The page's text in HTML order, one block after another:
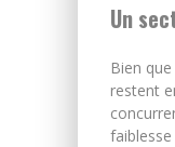
Un
Bien
restent